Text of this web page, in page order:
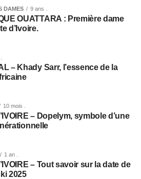
DAMES 9 ans .
OUATTARA : Première dame
d’Ivoire.
– Khady Sarr, l’essence de la
10 mois .
– Dopelym, symbole d’une
1 an .
– Tout savoir sur la date de
2025